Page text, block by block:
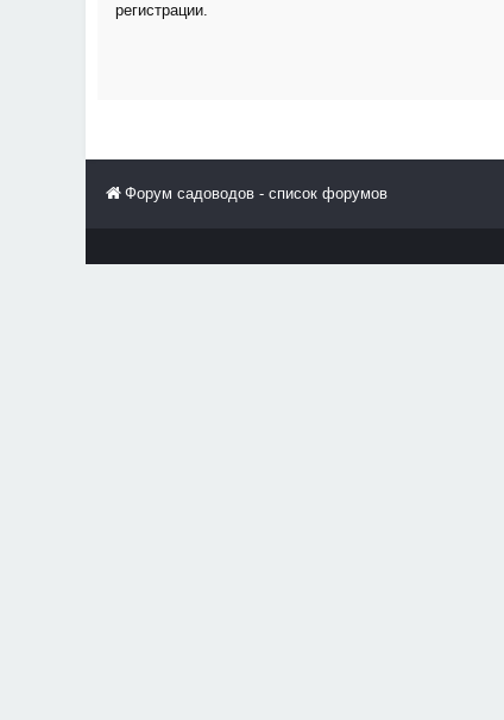
регистрации.
Форум садоводов - список форумов